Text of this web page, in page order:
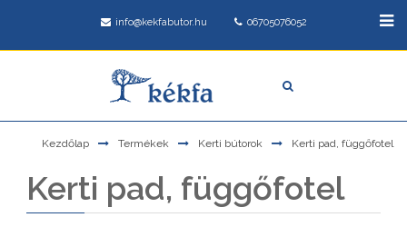
info@kekfabutor.hu 06705076052
Kezdőlap Termékek Kerti bútorok Kerti pad, függőfotel
Kerti pad, függőfotel